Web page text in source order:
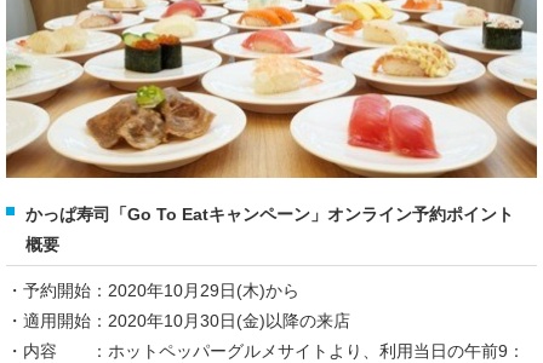
かっぱ寿司「Go To Eatキャンペーン」オンライン予約ポイント
概要
・予約開始：2020年10月29日(木)から
・適用開始：2020年10月30日(金)以降の来店
・内容 ：ホットペッパーグルメサイトより、利用当日の午前9：